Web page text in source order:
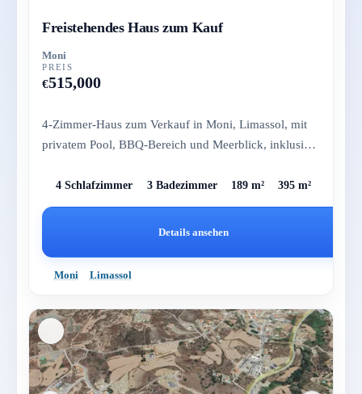
Freistehendes Haus zum Kauf
Moni
PREIS
€515,000
4-Zimmer-Haus zum Verkauf in Moni, Limassol, mit
privatem Pool, BBQ-Bereich und Meerblick, inklusive
4 Schlafzimmer 3 Badezimmer 189 m² 395 m²
Details ansehen
Moni Limassol